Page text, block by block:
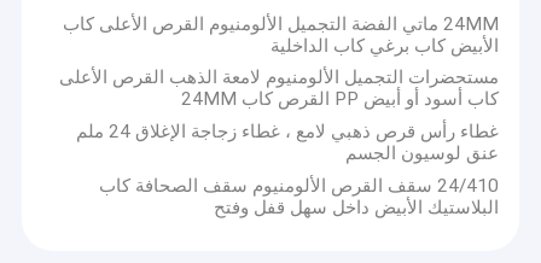
مضخة رش العطر
زجاجة رذاذ التجميل
قطارة زجاجية
قطارة الخيزران
24MM ماتي الفضة التجميل الألومنيوم القرص الأعلى كاب
الأبيض كاب برغي كاب الداخلية
مستحضرات التجميل الألومنيوم لامعة الذهب القرص الأعلى
كاب أسود أو أبيض PP القرص كاب 24MM
غطاء رأس قرص ذهبي لامع ، غطاء زجاجة الإغلاق 24 ملم
عنق لوسيون الجسم
24/410 سقف القرص الألومنيوم سقف الصحافة كاب
البلاستيك الأبيض داخل سهل قفل وفتح